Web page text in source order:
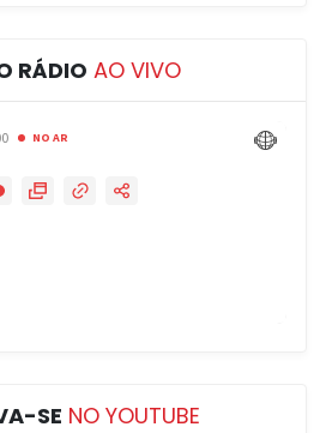
RÁDIO AO VIVO
SE NO YOUTUBE